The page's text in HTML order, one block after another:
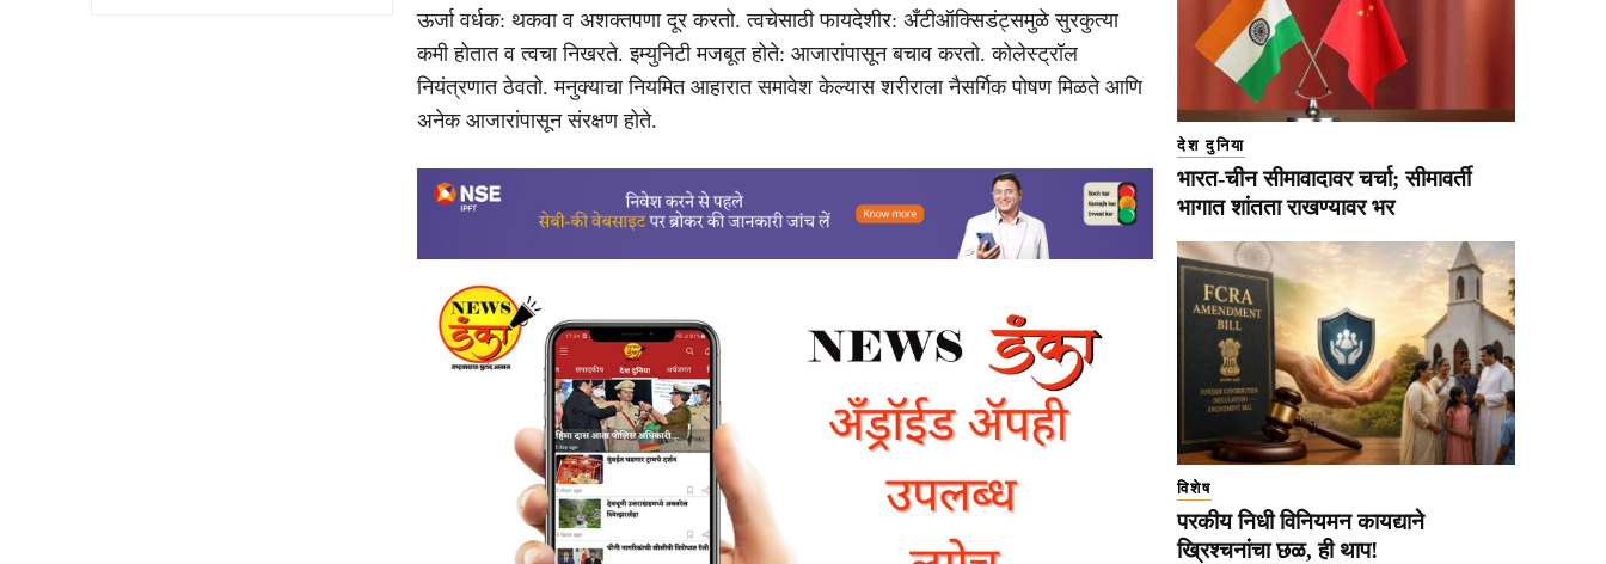
ऊर्जा वर्धक: थकवा व अशक्तपणा दूर करतो. त्वचेसाठी फायदेशीर: अँटीऑक्सिडंट्समुळे सुरकुत्या
कमी होतात व त्वचा निखरते. इम्युनिटी मजबूत होते: आजारांपासून बचाव करतो. कोलेस्ट्रॉल
नियंत्रणात ठेवतो. मनुक्याचा नियमित आहारात समावेश केल्यास शरीराला नैसर्गिक पोषण मिळते आणि
अनेक आजारांपासून संरक्षण होते.
देश दुनिया
भारत-चीन सीमावादावर चर्चा; सीमावर्ती
भागात शांतता राखण्यावर भर
विशेष
परकीय निधी विनियमन कायद्याने
ख्रिश्चनांचा छळ, ही थाप!